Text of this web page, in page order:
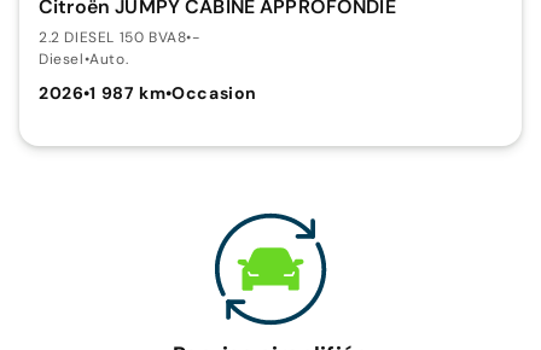
Citroën JUMPY CABINE APPROFONDIE
2.2 DIESEL 150 BVA8•-
Diesel•Auto.
2026•1 987 km•Occasion